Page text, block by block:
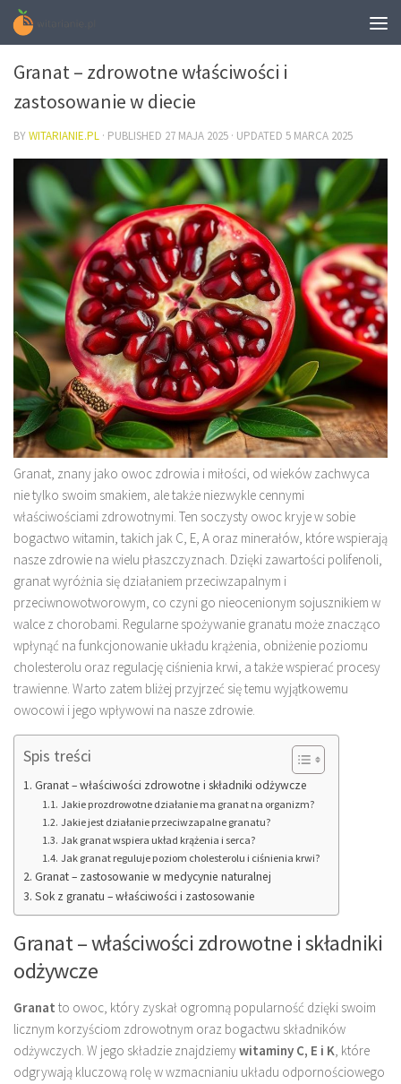
DIETA
Granat – zdrowotne właściwości i
zastosowanie w diecie
BYWITARIANIE.PL · PUBLISHED 27 MAJA 2025 · UPDATED 5 MARCA 2025
Granat, znany jako owoc zdrowia i miłości, od wieków zachwyca
nie tylko swoim smakiem, ale także niezwykle cennymi
właściwościami zdrowotnymi. Ten soczysty owoc kryje w sobie
bogactwo witamin, takich jak C, E, A oraz minerałów, które wspierają
nasze zdrowie na wielu płaszczyznach. Dzięki zawartości polifenoli,
granat wyróżnia się działaniem przeciwzapalnym i
przeciwnowotworowym, co czyni go nieocenionym sojusznikiem w
walce z chorobami. Regularne spożywanie granatu może znacząco
wpłynąć na funkcjonowanie układu krążenia, obniżenie poziomu
cholesterolu oraz regulację ciśnienia krwi, a także wspierać procesy
trawienne. Warto zatem bliżej przyjrzeć się temu wyjątkowemu
owocowi i jego wpływowi na nasze zdrowie.
Spis treści
Granat – właściwości zdrowotne i składniki odżywcze
Jakie prozdrowotne działanie ma granat na organizm?
Jakie jest działanie przeciwzapalne granatu?
Jak granat wspiera układ krążenia i serca?
Jak granat reguluje poziom cholesterolu i ciśnienia krwi?
Granat – zastosowanie w medycynie naturalnej
Sok z granatu – właściwości i zastosowanie
Granat – właściwości zdrowotne i składniki
odżywcze
Granat to owoc, który zyskał ogromną popularność dzięki swoim
licznym korzyściom zdrowotnym oraz bogactwu składników
odżywczych. W jego składzie znajdziemywitaminy C, E i K, które
odgrywają kluczową rolę w wzmacnianiu układu odpornościowego